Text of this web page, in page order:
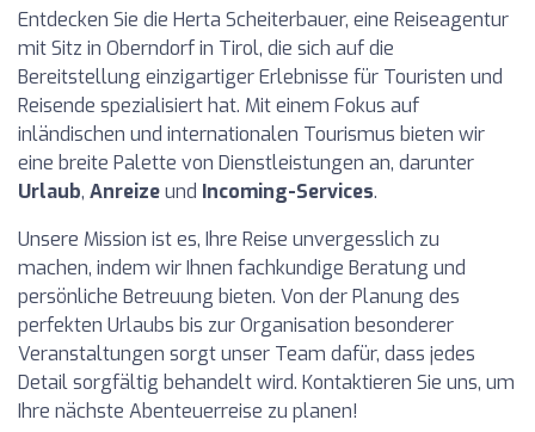
Entdecken Sie die Herta Scheiterbauer, eine Reiseagentur
mit Sitz in Oberndorf in Tirol, die sich auf die
Bereitstellung einzigartiger Erlebnisse für Touristen und
Reisende spezialisiert hat. Mit einem Fokus auf
inländischen und internationalen Tourismus bieten wir
eine breite Palette von Dienstleistungen an, darunter
Urlaub, Anreizeund Incoming-Services.
Unsere Mission ist es, Ihre Reise unvergesslich zu
machen, indem wir Ihnen fachkundige Beratung und
persönliche Betreuung bieten. Von der Planung des
perfekten Urlaubs bis zur Organisation besonderer
Veranstaltungen sorgt unser Team dafür, dass jedes
Detail sorgfältig behandelt wird. Kontaktieren Sie uns, um
Ihre nächste Abenteuerreise zu planen!